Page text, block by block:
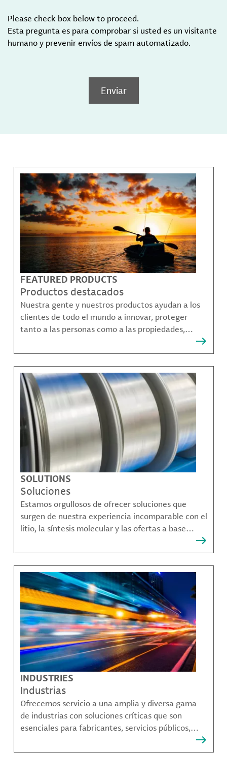
Please check box below to proceed.
Esta pregunta es para comprobar si usted es un visitante
humano y prevenir envíos de spam automatizado.
Enviar
FEATURED PRODUCTS
Productos destacados
Nuestra gente y nuestros productos ayudan a los
clientes de todo el mundo a innovar, proteger
tanto a las personas como a las propiedades,
sostenibles de moverse, comunicarse y prosperar.
SOLUTIONS
Soluciones
Estamos orgullosos de ofrecer soluciones que
surgen de nuestra experiencia incomparable con el
litio, la síntesis molecular y las ofertas a base
bromo que resuelven muchos de los desafíos más
complejos de nuestros clientes.
INDUSTRIES
Industrias
Ofrecemos servicio a una amplia y diversa gama
de industrias con soluciones críticas que son
esenciales para fabricantes, servicios públicos,
compuestos de materiales y mucho más.